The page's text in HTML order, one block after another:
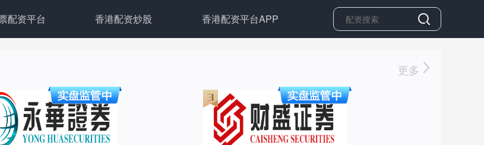
配资平台 香港配资炒股 香港配资平台APP
更多